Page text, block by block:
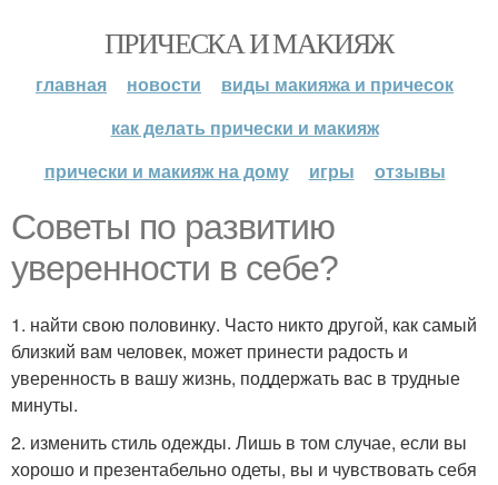
ПРИЧЕСКА И МАКИЯЖ
главная новости
виды макияжа и причесок
как делать прически и макияж
прически и макияж на дому
игры отзывы
Советы по развитию
уверенности в себе?
1. найти свою половинку. Часто никто другой, как самый
близкий вам человек, может принести радость и
уверенность в вашу жизнь, поддержать вас в трудные
минуты.
2. изменить стиль одежды. Лишь в том случае, если вы
хорошо и презентабельно одеты, вы и чувствовать себя